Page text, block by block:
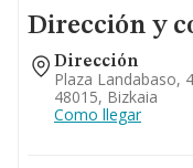
Dirección y
Dirección
Plaza Landabaso,
48015, Bizkaia
Como llegar